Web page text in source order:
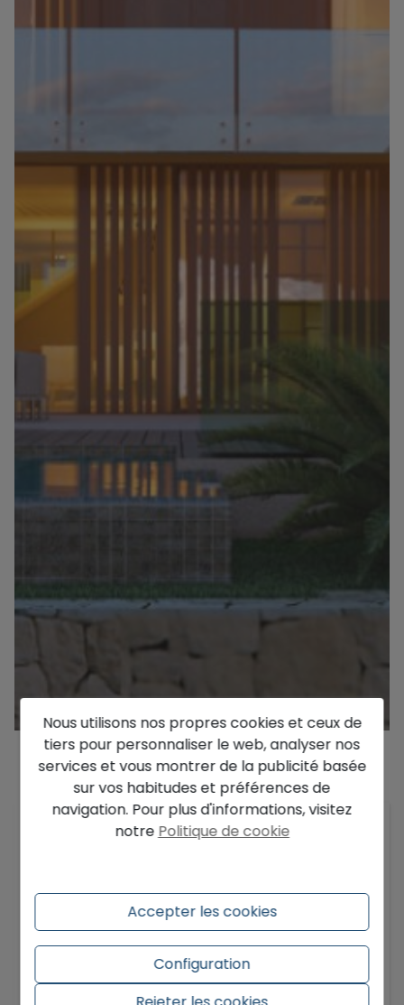
Description
Située dans la charmante ville de Benissa sur la
traditionnels méditerranéens. Cette résidence
exceptionnelle se trouve sur un terrain de 770
m², offrant un espace de vie élégant et
Avec une surface construite de 831,15 m² et un
En savoir plus
Nous utilisons nos propres cookies et ceux de
tiers pour personnaliser le web, analyser nos
services et vous montrer de la publicité basée
sur vos habitudes et préférences de
navigation. Pour plus d'informations, visitez
notre Politique de cookie
Accepter les cookies
Configuration